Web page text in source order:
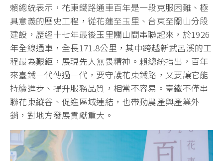
賴總統表示，花東鐵路通車百年是一段克服困難、極
具意義的歷史工程，從花蓮至玉里、台東至關山分段
建設，歷經十七年最後玉里關山間串聯起來，於1926
年全線通車，全長171.8公里，其中跨越新武呂溪的工
程最為艱鉅，展現先人無畏精神。賴總統指出，百年
來臺鐵一代傳過一代，要守護花東鐵路，又要讓它能
持續進步、提升服務品質，相當不容易。臺鐵不僅串
聯花東縱谷、促進區域連結，也帶動農產與產業外
銷，對地方發展貢獻重大。